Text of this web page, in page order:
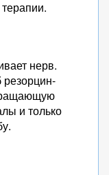
нерв.
резорцин-
и только